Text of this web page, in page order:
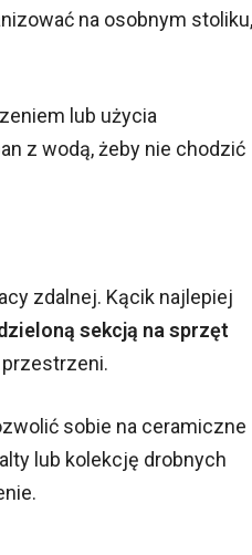
na osobnym stoliku,
lub użycia
z wodą, żeby nie chodzić
zdalnej. Kącik najlepiej
sekcją na sprzęt
sobie na ceramiczne
lub kolekcję drobnych